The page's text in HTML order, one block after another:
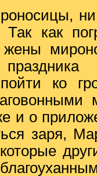
ни
Так как
пойти ко
и о
заря,